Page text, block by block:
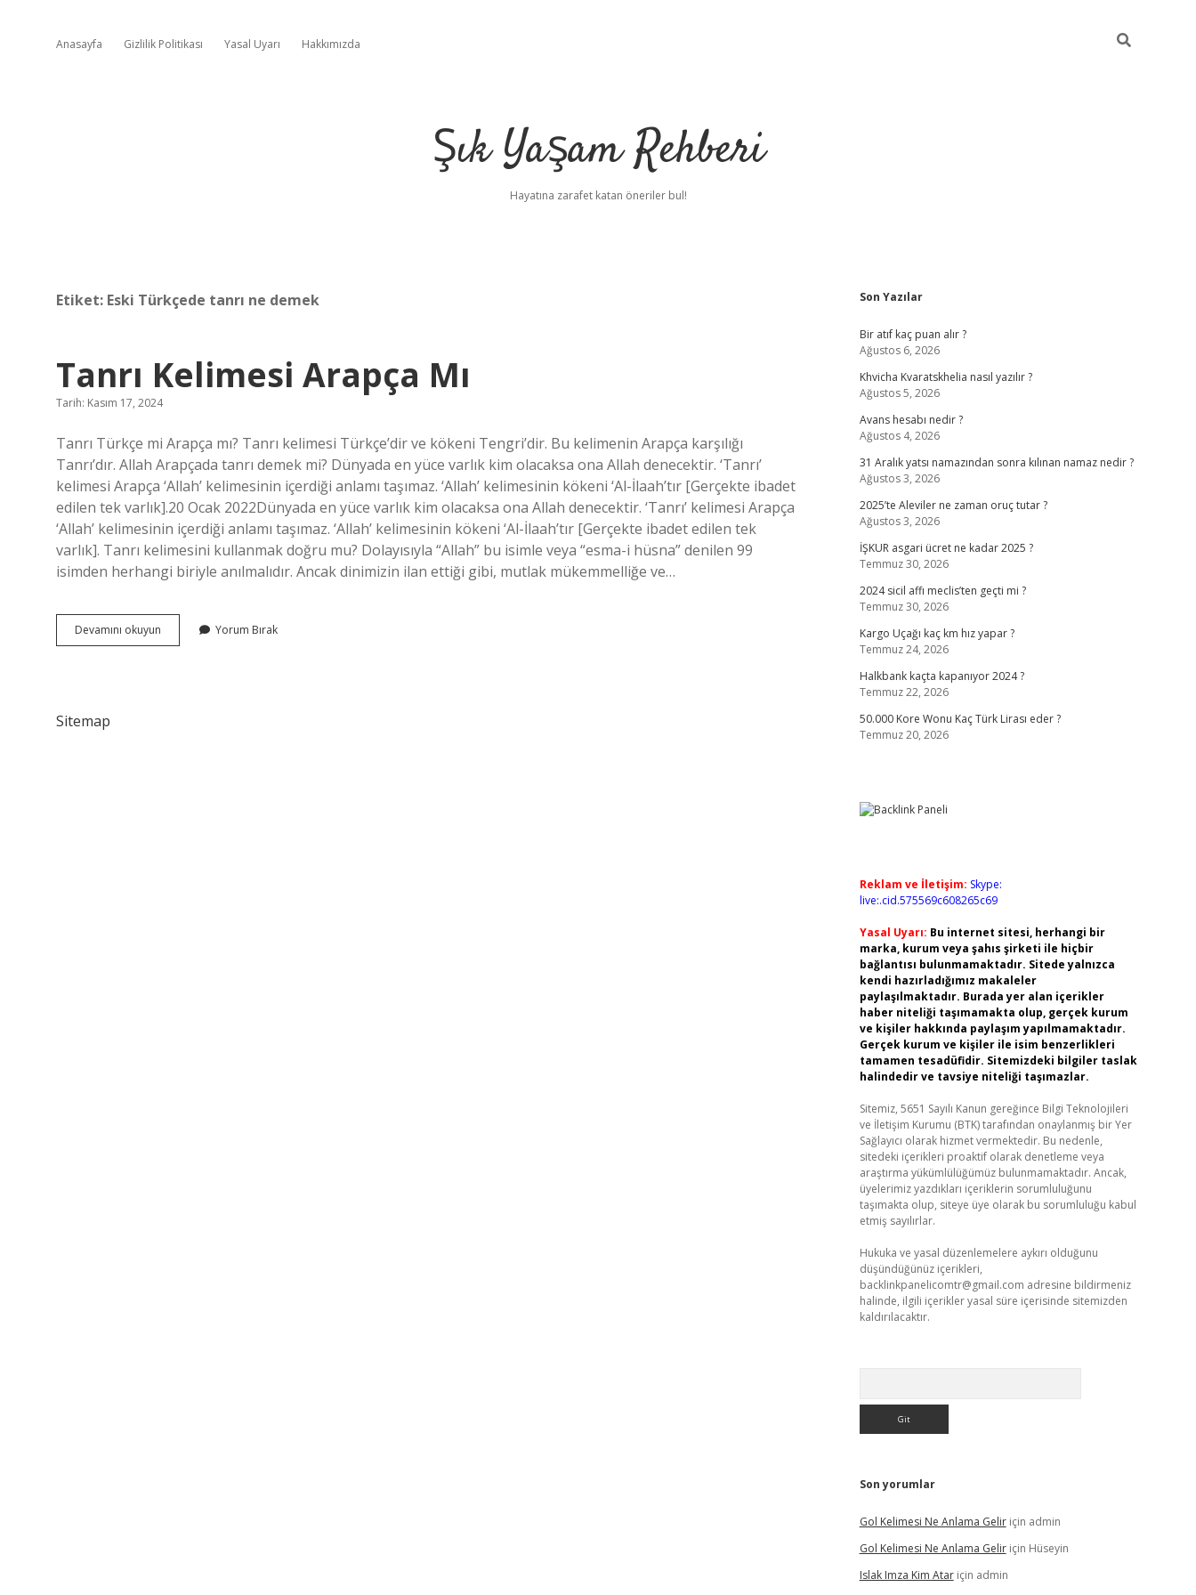
Anasayfa Gizlilik Politikası Yasal Uyarı Hakkımızda
Şık Yaşam Rehberi
Hayatına zarafet katan öneriler bul!
Etiket: Eski Türkçede tanrı ne demek
Tanrı Kelimesi Arapça Mı
Tarih: Kasım 17, 2024
Tanrı Türkçe mi Arapça mı? Tanrı kelimesi Türkçe’dir ve kökeni Tengri’dir. Bu kelimenin Arapça karşılığı
Tanrı’dır. Allah Arapçada tanrı demek mi? Dünyada en yüce varlık kim olacaksa ona Allah denecektir. ‘Tanrı’
kelimesi Arapça ‘Allah’ kelimesinin içerdiği anlamı taşımaz. ‘Allah’ kelimesinin kökeni ‘Al-İlaah’tır [Gerçekte ibadet
edilen tek varlık].20 Ocak 2022Dünyada en yüce varlık kim olacaksa ona Allah denecektir. ‘Tanrı’ kelimesi Arapça
‘Allah’ kelimesinin içerdiği anlamı taşımaz. ‘Allah’ kelimesinin kökeni ‘Al-İlaah’tır [Gerçekte ibadet edilen tek
varlık]. Tanrı kelimesini kullanmak doğru mu? Dolayısıyla “Allah” bu isimle veya “esma-i hüsna” denilen 99
isimden herhangi biriyle anılmalıdır. Ancak dinimizin ilan ettiği gibi, mutlak mükemmelliğe ve…
Devamını okuyun
Kelimesi
Yorum Bırak
Sitemap
Sidebar
Son Yazılar
Bir atıf kaç puan alır ?
Ağustos 6, 2026
Khvicha Kvaratskhelia nasıl yazılır ?
Ağustos 5, 2026
Avans hesabı nedir ?
Ağustos 4, 2026
31 Aralık yatsı namazından sonra kılınan namaz nedir ?
Ağustos 3, 2026
2025’te Aleviler ne zaman oruç tutar ?
Ağustos 3, 2026
İŞKUR asgari ücret ne kadar 2025 ?
Temmuz 30, 2026
2024 sicil affı meclis’ten geçti mi ?
Temmuz 30, 2026
Kargo Uçağı kaç km hız yapar ?
Temmuz 24, 2026
Halkbank kaçta kapanıyor 2024 ?
Temmuz 22, 2026
50.000 Kore Wonu Kaç Türk Lirası eder ?
Temmuz 20, 2026
Reklam ve İletişim: Skype:
live:.cid.575569c608265c69
Yasal Uyarı: Bu internet sitesi, herhangi bir
marka, kurum veya şahıs şirketi ile hiçbir
bağlantısı bulunmamaktadır. Sitede yalnızca
kendi hazırladığımız makaleler
paylaşılmaktadır. Burada yer alan içerikler
haber niteliği taşımamakta olup, gerçek kurum
ve kişiler hakkında paylaşım yapılmamaktadır.
Gerçek kurum ve kişiler ile isim benzerlikleri
tamamen tesadüfidir. Sitemizdeki bilgiler taslak
halindedir ve tavsiye niteliği taşımazlar.
Sitemiz, 5651 Sayılı Kanun gereğince Bilgi Teknolojileri
ve İletişim Kurumu (BTK) tarafından onaylanmış bir Yer
Sağlayıcı olarak hizmet vermektedir. Bu nedenle,
sitedeki içerikleri proaktif olarak denetleme veya
araştırma yükümlülüğümüz bulunmamaktadır. Ancak,
üyelerimiz yazdıkları içeriklerin sorumluluğunu
taşımakta olup, siteye üye olarak bu sorumluluğu kabul
etmiş sayılırlar.
Hukuka ve yasal düzenlemelere aykırı olduğunu
düşündüğünüz içerikleri,
backlinkpanelicomtr@gmail.com adresine bildirmeniz
halinde, ilgili içerikler yasal süre içerisinde sitemizden
kaldırılacaktır.
Son yorumlar
Gol Kelimesi Ne Anlama Geliriçin admin
Gol Kelimesi Ne Anlama Geliriçin Hüseyin
Islak Imza Kim Atariçin admin